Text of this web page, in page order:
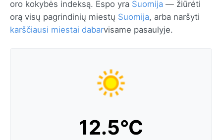
oro kokybės indeksą. Espo yra Suomija — žiūrėti
orą visų pagrindinių miestų Suomija, arba naršyti
karščiausi miestai dabarvisame pasaulyje.
12.5°C